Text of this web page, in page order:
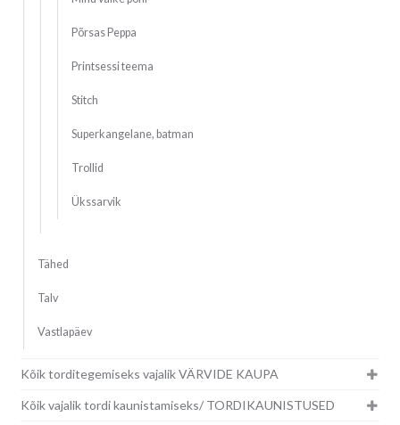
Põrsas Peppa
Printsessi teema
Stitch
Superkangelane, batman
Trollid
Ükssarvik
Tähed
Talv
Vastlapäev
Kõik torditegemiseks vajalik VÄRVIDE KAUPA
Kõik vajalik tordi kaunistamiseks/ TORDIKAUNISTUSED